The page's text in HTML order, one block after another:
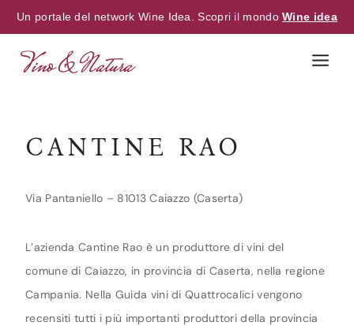
Un portale del network Wine Idea. Scopri il mondoWine idea
CANTINE RAO
Via Pantaniello – 81013 Caiazzo (Caserta)
L’azienda Cantine Rao è un produttore di vini del
comune di Caiazzo, in provincia di Caserta, nella regione
Campania. Nella Guida vini di Quattrocalici vengono
recensiti tutti i più importanti produttori della provincia